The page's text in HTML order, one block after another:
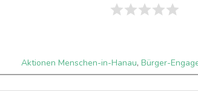
Aktionen Menschen-in-Hanau, Bürger-